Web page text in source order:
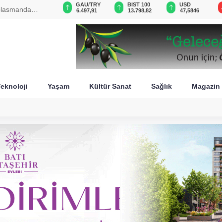
yayımlandı
6.497,91
BIST 100
13.798,82
USD
47,5846
EUR
54,9571
Yaşam Kültür Sanat Sağlık Magazin